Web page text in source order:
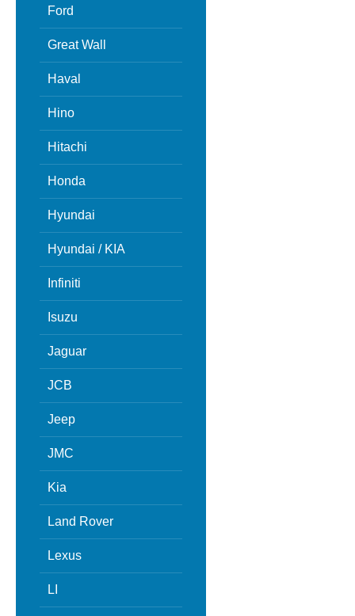
Ford
Great Wall
Haval
Hino
Hitachi
Honda
Hyundai
Hyundai / KIA
Infiniti
Isuzu
Jaguar
JCB
Jeep
JMC
Kia
Land Rover
Lexus
LI